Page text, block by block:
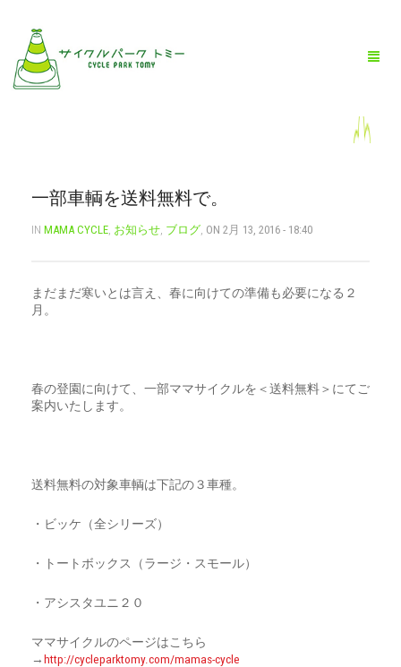
店舗情報
カートを見る
送料・お支払い・返品について
一部車輌を送料無料で。
IN MAMA CYCLE, お知らせ, ブログ, ON 2月 13, 2016 - 18:40
まだまだ寒いとは言え、春に向けての準備も必要になる２
月。
春の登園に向けて、一部ママサイクルを＜送料無料＞にてご
案内いたします。
送料無料の対象車輌は下記の３車種。
・ビッケ（全シリーズ）
・トートボックス（ラージ・スモール）
・アシスタユニ２０
ママサイクルのページはこちら
→http://cycleparktomy.com/mamas-cycle